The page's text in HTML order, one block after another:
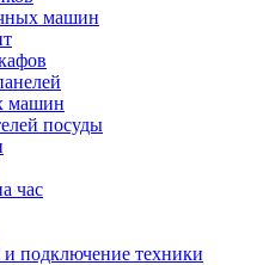
машин
машин
посуды
час
подключение техники